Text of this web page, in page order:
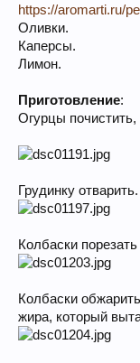
https://aromarti.ru/
Оливки.
Каперсы.
Лимон.
Приготовление:
Огурцы почистить,
Грудинку отварить.
Колбаски
Колбаски
жира, который